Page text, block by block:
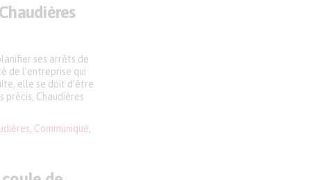
Communiqué
ses arrêts de
de l’entreprise qui
elle se doit d’être
précis, Chaudières